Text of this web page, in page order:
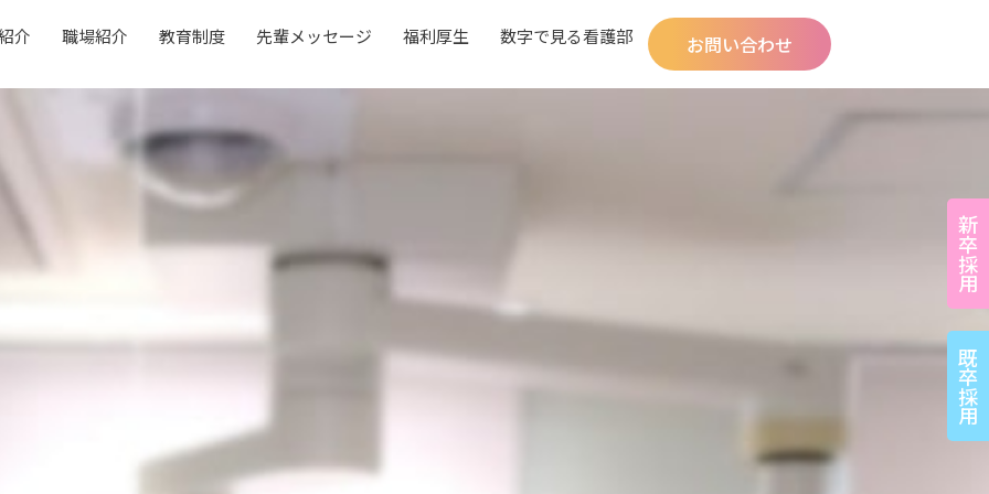
介 職場紹介 教育制度 先輩メッセージ 福利厚生 数字で見る看護部 お問い合わせ
新卒採用
既卒採用